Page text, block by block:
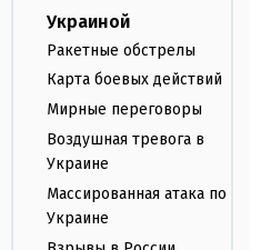
Украиной
Ракетные обстрелы
Карта боевых действий
Мирные переговоры
Воздушная тревога в
Украине
Массированная атака по
Украине